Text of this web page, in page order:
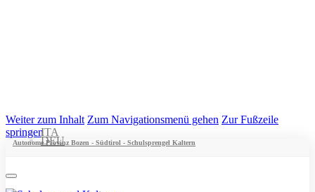
Weiter zum Inhalt Zum Navigationsmenü gehen Zur Fußzeile
springen
Autonome Provinz Bozen - Südtirol - Schulsprengel Kaltern
ITA
DEU